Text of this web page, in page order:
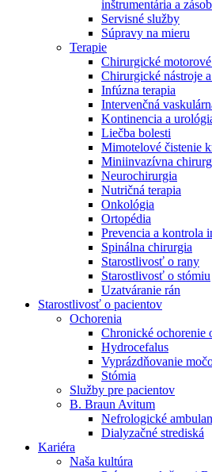
Nefrologické ambulancie
V nefrologických ambulanciách
a prípravu pacientov k
obličiek. Zvoľte si mesto, ktoré
inštrumentária a zásob
Servisné služby
Súpravy na mieru
Terapie
Chirurgické
Chirurgické nástroje
Infúzna terapia
Intervenčná
Kontinencia a
Liečba bolesti
Mimotelové čistenie
Miniinvazívna
Neurochirurgia
Nutričná terapia
Onkológia
Ortopédia
Prevencia a kontrola
Spinálna chirurgia
Starostlivosť o rany
Starostlivosť o stómiu
Uzatváranie rán
Starostlivosť o pacientov
Ochorenia
Chronické ochorenie
Hydrocefalus
Vyprázdňovanie
Stómia
Služby pre pacientov
B. Braun Avitum
Nefrologické
Dialyzačné strediská
Kariéra
Naša kultúra